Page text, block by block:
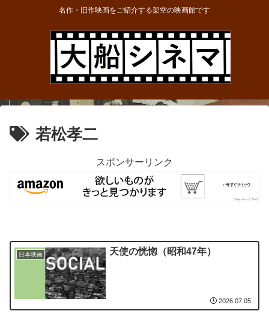
名作・旧作映画をご紹介する架空の映画館です
若松孝二
スポンサーリンク
日本映画 天使の恍惚（昭和47年）
2026.07.05